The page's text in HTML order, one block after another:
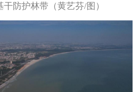
防护林带（黄艺芬/图）